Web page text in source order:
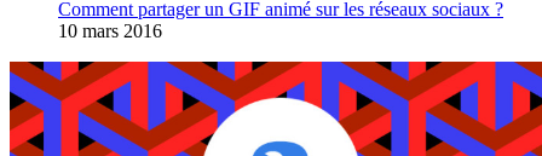
Comment partager un GIF animé sur les réseaux sociaux ?
10 mars 2016